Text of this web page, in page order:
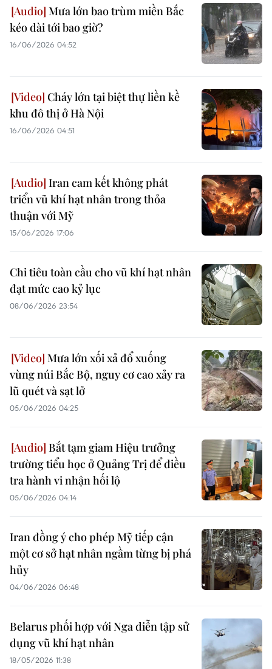
Mưa lớn bao trùm miền Bắc
kéo dài tới bao giờ?
16/06/2026 04:52
Cháy lớn tại biệt thự liền kề
khu đô thị ở Hà Nội
16/06/2026 04:51
Iran cam kết không phát
triển vũ khí hạt nhân trong thỏa
thuận với Mỹ
15/06/2026 17:06
Chi tiêu toàn cầu cho vũ khí hạt nhân
đạt mức cao kỷ lục
08/06/2026 23:54
Mưa lớn xối xả đổ xuống
vùng núi Bắc Bộ, nguy cơ cao xảy ra
lũ quét và sạt lở
05/06/2026 04:25
Bắt tạm giam Hiệu trưởng
trường tiểu học ở Quảng Trị để điều
tra hành vi nhận hối lộ
05/06/2026 04:14
Iran đồng ý cho phép Mỹ tiếp cận
một cơ sở hạt nhân ngầm từng bị phá
hủy
04/06/2026 06:48
Belarus phối hợp với Nga diễn tập sử
dụng vũ khí hạt nhân
18/05/2026 11:38